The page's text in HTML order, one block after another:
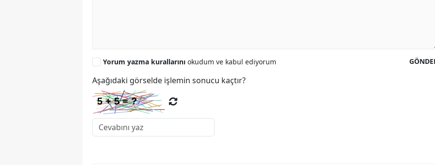
Yorum yazma kurallarını okudum ve kabul ediyorum
Aşağıdaki görselde işlemin sonucu kaçtır?